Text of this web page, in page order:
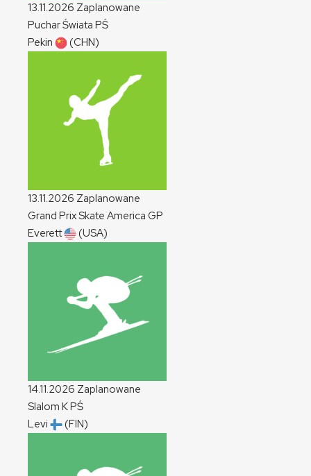
13.11.2026 Zaplanowane
Puchar Świata PŚ
Pekin
(CHN)
13.11.2026 Zaplanowane
Grand Prix Skate America GP
Everett
(USA)
14.11.2026 Zaplanowane
Slalom KPŚ
Levi
(FIN)